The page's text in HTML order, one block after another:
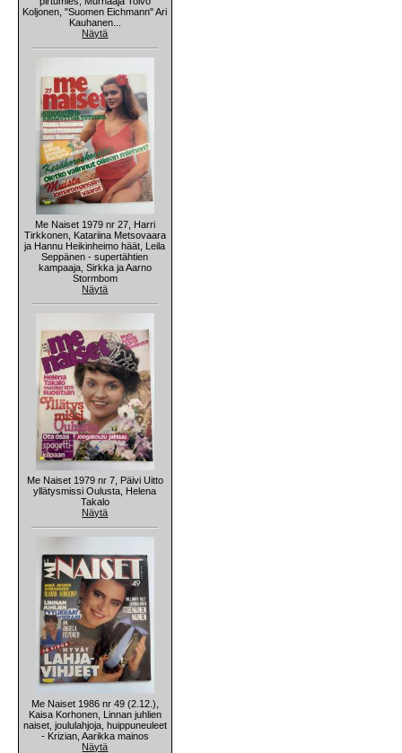
Koljonen, "Suomen Eichmann" Ari
Kauhanen...
Näytä
Me Naiset 1979 nr 27, Harri
Tirkkonen, Katariina Metsovaara
ja Hannu Heikinheimo häät, Leila
Seppänen - supertähtien
kampaaja, Sirkka ja Aarno
Stormbom
Näytä
Me Naiset 1979 nr 7, Päivi Uitto
yllätysmissi Oulusta, Helena
Takalo
Näytä
Me Naiset 1986 nr 49 (2.12.),
Kaisa Korhonen, Linnan juhlien
naiset, joululahjoja, huippuneuleet
- Krizian, Aarikka mainos
Näytä